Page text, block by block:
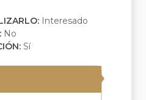
Interesado
No
Sí